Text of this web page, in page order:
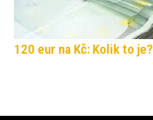
120 eur na Kč: Kolik to je?